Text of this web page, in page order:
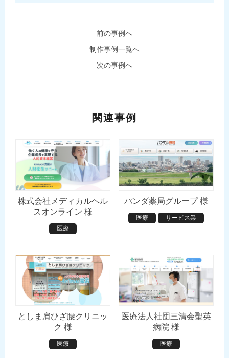
前の事例へ
制作事例一覧へ
次の事例へ
関連事例
株式会社メディカルヘル
スオンライン 様
医療
パンダ薬局グループ 様
医療 サービス業
としま肩ひざ腰クリニッ
ク 様
医療
医療法人社団三清会聖英
病院 様
医療